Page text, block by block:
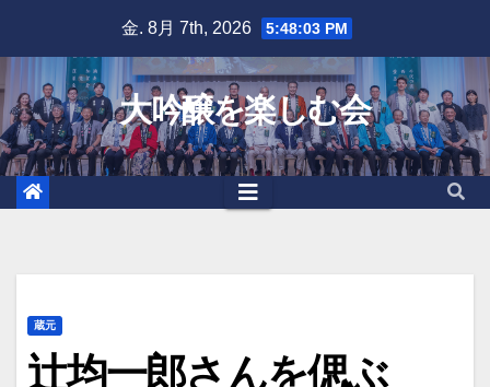
content
金. 8月 7th, 2026 5:48:04 PM
大吟醸を楽しむ会
蔵元
辻均一郎さんを偲ぶ